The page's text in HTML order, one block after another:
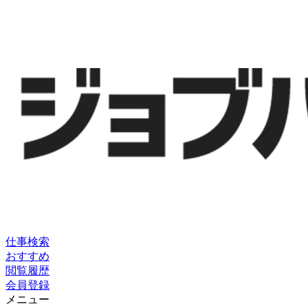
仕事検索
おすすめ
閲覧履歴
会員登録
メニュー